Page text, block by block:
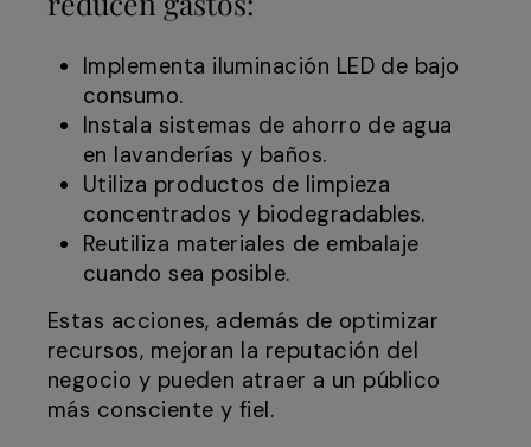
Implementa iluminación LED de bajo
consumo.
Instala sistemas de ahorro de agua
en lavanderías y baños.
Utiliza productos de limpieza
concentrados y biodegradables.
Reutiliza materiales de embalaje
cuando sea posible.
Estas acciones, además de optimizar
recursos, mejoran la reputación del
negocio y pueden atraer a un público
más consciente y fiel.